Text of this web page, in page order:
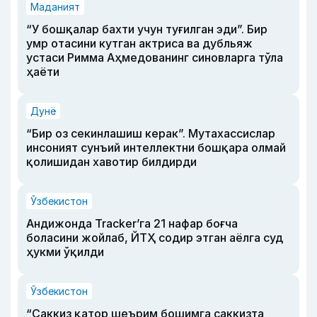
Маданият
“У бошқалар бахти учун туғилган эди”. Бир
умр отасини кутган актриса ва дубльяж
устаси Римма Аҳмедованинг синовларга тўла
ҳаёти
Дунё
“Бир оз секинлашиш керак”. Мутахассислар
инсоният сунъий интеллектни бошқара олмай
қолишидан хавотир билдирди
Ўзбекистон
Андижонда Tracker’га 21 нафар боғча
боласини жойлаб, ЙТҲ содир этган аёлга суд
ҳукми ўқилди
Ўзбекистон
“Саккиз қатор шеърим бошимга саккизта